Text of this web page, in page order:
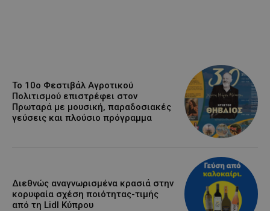
Το 10ο Φεστιβάλ Αγροτικού
Πολιτισμού επιστρέφει στον
Πρωταρά με μουσική, παραδοσιακές
γεύσεις και πλούσιο πρόγραμμα
Διεθνώς αναγνωρισμένα κρασιά στην
κορυφαία σχέση ποιότητας-τιμής
από τη Lidl Κύπρου